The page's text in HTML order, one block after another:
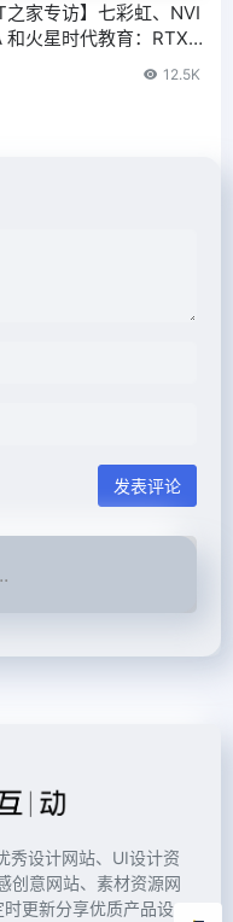
之家专访】七彩虹、NVI
和火星时代教育：RTX A
加速 CG 数字艺术创意
12.5K
发表评论
秀设计网站、UI设计资
创意网站、素材资源网
更新分享优质产品设